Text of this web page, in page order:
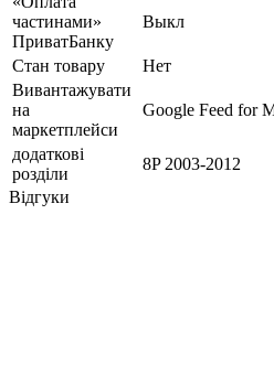
частинами»
ПриватБанку
Выкл
Стан товару
Нет
Вивантажувати
на
маркетплейси
Google Feed for
додаткові
розділи
8P 2003-2012
Відгуки